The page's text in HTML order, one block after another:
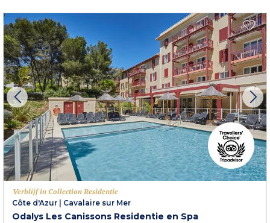
Verblijf in Collection Residentie
Côte d'Azur | Cavalaire sur Mer
Odalys Les Canissons Residentie en Spa